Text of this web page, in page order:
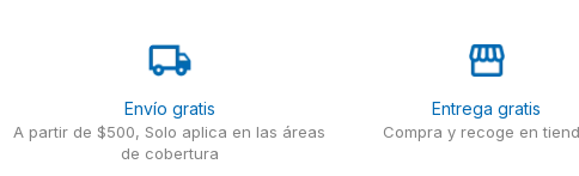
Envío gratis
A partir de $500, Solo aplica en las áreas
de cobertura
Entrega gratis
Compra y recoge en